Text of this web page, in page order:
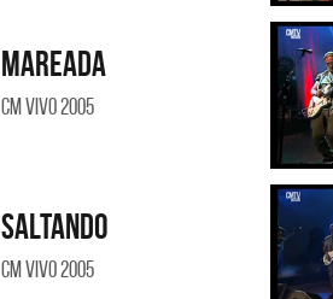
Mareada
CM Vivo 2005
Saltando
CM Vivo 2005